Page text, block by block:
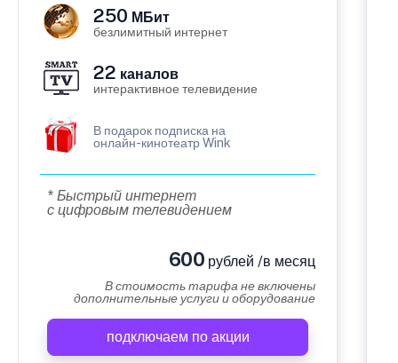
250 МБит
безлимитный интернет
22 каналов
интерактивное телевидение
В подарок подписка на
онлайн-кинотеатр Wink
* Быстрый интернет
с цифровым телевидением
600 рублей /в месяц
В стоимость тарифа не включены
дополнительные услуги и оборудование
подключаем по акции